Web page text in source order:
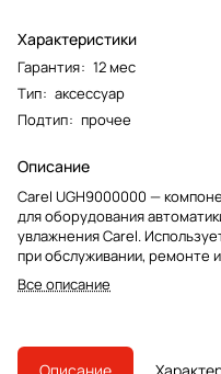
Характеристики
Гарантия: 12 мес
Тип: аксессуар
Подтип: прочее
Описание
Carel UGH9000000 —
для оборудования
увлажнения Carel.
при обслуживании, ремонте
восстановлении штатной
конфигурации установки.
Все описание